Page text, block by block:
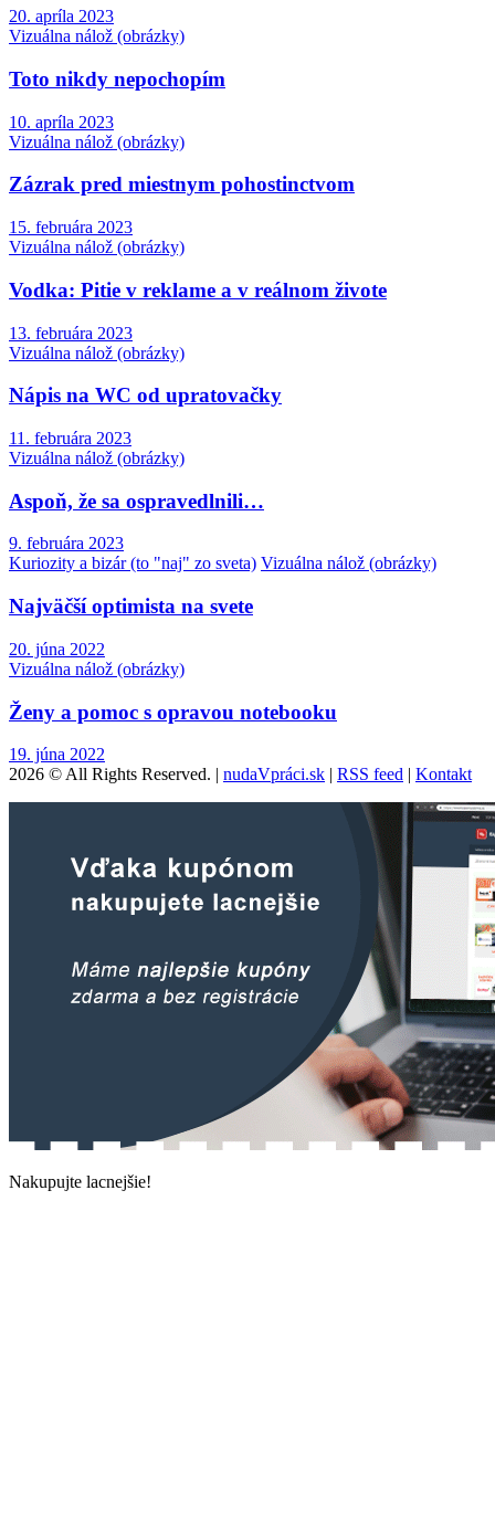
20. apríla 2023
Vizuálna nálož (obrázky)
Toto nikdy nepochopím
10. apríla 2023
Vizuálna nálož (obrázky)
Zázrak pred miestnym pohostinctvom
15. februára 2023
Vizuálna nálož (obrázky)
Vodka: Pitie v reklame a v reálnom živote
13. februára 2023
Vizuálna nálož (obrázky)
Nápis na WC od upratovačky
11. februára 2023
Vizuálna nálož (obrázky)
Aspoň, že sa ospravedlnili…
9. februára 2023
Kuriozity a bizár (to "naj" zo sveta) Vizuálna nálož (obrázky)
Najväčší optimista na svete
20. júna 2022
Vizuálna nálož (obrázky)
Ženy a pomoc s opravou notebooku
19. júna 2022
2026 © All Rights Reserved. | nudaVpráci.sk | RSS feed | Kontakt
Nakupujte lacnejšie!